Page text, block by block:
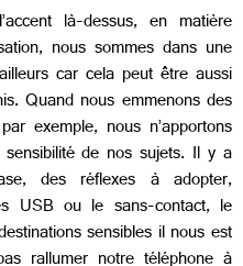
là-dessus, en matière
nous sommes dans une
car cela peut être aussi
Quand nous emmenons des
exemple, nous n’apportons
sensibilité de nos sujets. Il y a
des réflexes à adopter,
USB ou le sans-contact, le
sensibles il nous est